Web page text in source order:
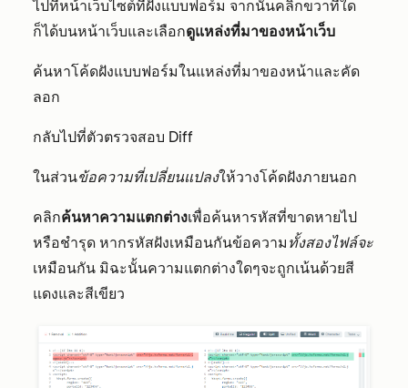
ไปที่หน้าเว็บไซต์ที่ฝังแบบฟอร์ม จากนั้นคลิกขวาที่ใด
ก็ได้บนหน้าเว็บและเลือกดูแหล่งที่มาของหน้าเว็บ
ค้นหาโค้ดฝังแบบฟอร์มในแหล่งที่มาของหน้าและคัด
ลอก
กลับไปที่ตัวตรวจสอบ Diff
ในส่วนข้อความที่เปลี่ยนแปลงให้วางโค้ดฝังภายนอก
คลิกค้นหาความแตกต่างเพื่อค้นหารหัสที่ขาดหายไป
หรือชำรุด หากรหัสฝังเหมือนกันข้อความ ทั้งสองไฟล์จะ
เหมือนกัน มิฉะนั้นความแตกต่างใดๆจะถูกเน้นด้วยสี
แดงและสีเขียว